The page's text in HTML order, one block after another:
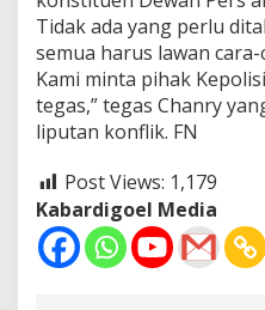
Tidak ada yang perlu
semua harus lawan
Kami minta pihak
tegas,” tegas Chanry
liputan konflik. FN
Post Views: 1,179
Kabardigoel Media